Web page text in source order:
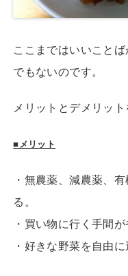
ここまではいいこと
でもないのです。
メリットとデメリッ
■メリット
・無農薬、減農薬、
る。
・買い物に行く手間が
・好きな野菜を自由に